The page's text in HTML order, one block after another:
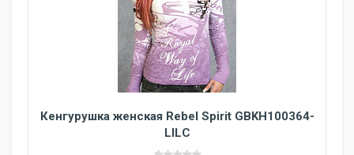
Кенгурушка женская Rebel Spirit GBKH100364-
LILC